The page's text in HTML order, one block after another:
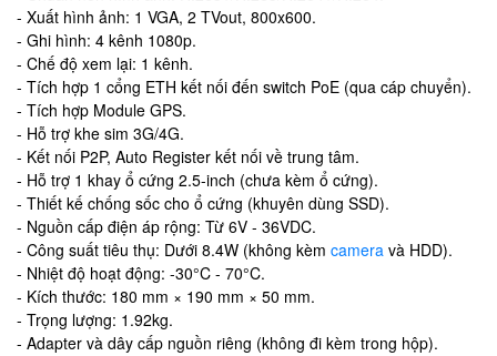
- Xuất hình ảnh: 1 VGA, 2 TVout, 800x600.
- Ghi hình: 4 kênh 1080p.
- Chế độ xem lại: 1 kênh.
- Tích hợp 1 cổng ETH kết nối đến switch PoE (qua cáp chuyển).
- Tích hợp Module GPS.
- Hỗ trợ khe sim 3G/4G.
- Kết nối P2P, Auto Register kết nối về trung tâm.
- Hỗ trợ 1 khay ổ cứng 2.5-inch (chưa kèm ổ cứng).
- Thiết kế chống sốc cho ổ cứng (khuyên dùng SSD).
- Nguồn cấp điện áp rộng: Từ 6V - 36VDC.
- Công suất tiêu thụ: Dưới 8.4W (không kèm camera và HDD).
- Nhiệt độ hoạt động: -30°C - 70°C.
- Kích thước: 180 mm × 190 mm × 50 mm.
- Trọng lượng: 1.92kg.
- Adapter và dây cấp nguồn riêng (không đi kèm trong hộp).